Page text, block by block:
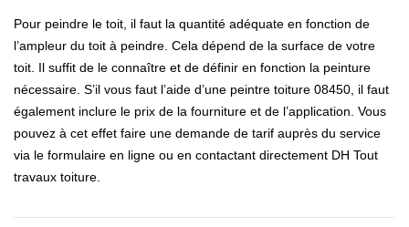
Pour peindre le toit, il faut la quantité adéquate en fonction de
l’ampleur du toit à peindre. Cela dépend de la surface de votre
toit. Il suffit de le connaître et de définir en fonction la peinture
nécessaire. S’il vous faut l’aide d’une peintre toiture 08450, il faut
également inclure le prix de la fourniture et de l’application. Vous
pouvez à cet effet faire une demande de tarif auprès du service
via le formulaire en ligne ou en contactant directement DH Tout
travaux toiture.